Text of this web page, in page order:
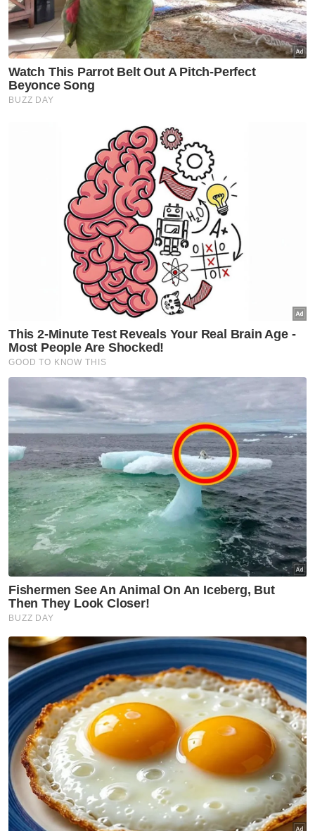
“Dalam sehari, saya nak dapatkan lapan
muka surat pun agak payah, tapi saya tanam
azam nak tingkatkan hafalan.
“Alhamdulillah... proses hafalan meningkat
dari 15 muka surat kepada 20 muka surat dan
menghafaz 25 muka surat dalam sehari,”
Katanya, tiada sebarang petua lain
diamalkan, hanya meletakkan rasa cinta
kepada al-Quran dan istiqamah dalam
pembacaan dari awal hingga akhir.
Artikel Berkaitan:
Penjawat awam Kedah terima bantuan khas RM400
Rogol: Lima termasuk dua pelajar sekolah ditahan
Bantuan khas penghargaan penjawat awam dibayar
10 Ogos
Teknik tadabbur atau bayangan yang
digunakan dalam PTI juga banyak
membantu, bukan sahaja memudahkan
hafalan, tetapi memahami ayat-ayat dengan
lebih mendalam dan mengamalkannya.
“Memahami kandungan al-Quran
membuatkan kita lebih dekat dengan ALLAH
SWT, keadaan sekarang ramai remaja
terpengaruh dengan pelbagai medium media
sosial, bukan tak boleh, cuma dekatlah juga
dengan al-Quran, semoga ilmu yang
dibekalkan itu nanti boleh jadi pelindung agar
kehidupan akan datang menjadi lebih